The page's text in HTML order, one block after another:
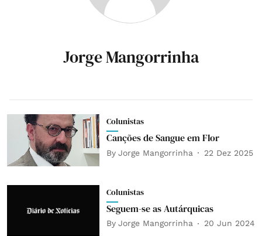
Jorge Mangorrinha
Colunistas
Canções de Sangue em Flor
By Jorge Mangorrinha 22 Dez 2025
Colunistas
Seguem-se as Autárquicas
By Jorge Mangorrinha 20 Jun 2024